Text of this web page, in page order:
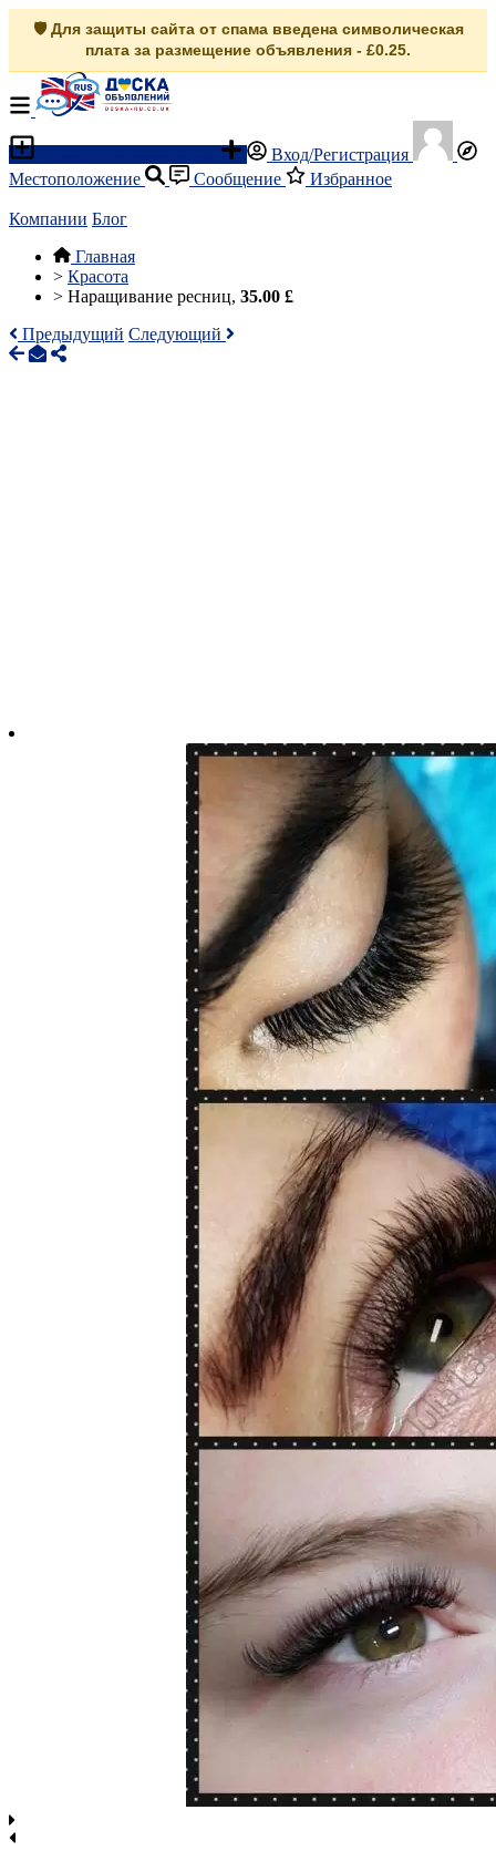
🛡️ Для защиты сайта от спама введена символическая
плата за размещение объявления - £0.25.
Вход/Регистрация
Местоположение
Сообщение Избранное
Компании Блог
Главная
> Красота
> Наращивание ресниц, 35.00 £
Предыдущий Следующий